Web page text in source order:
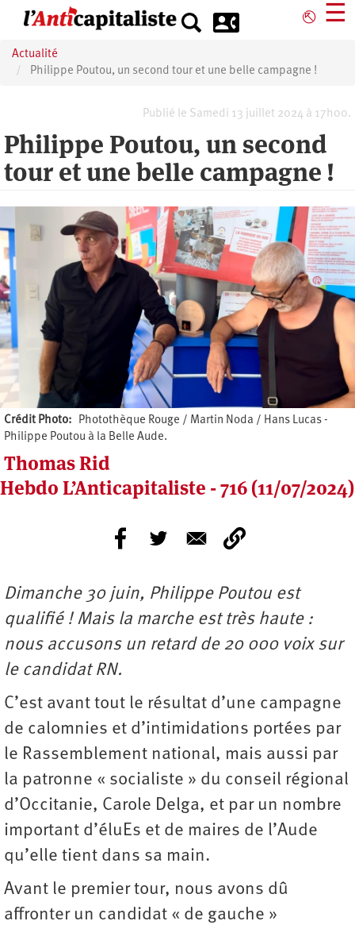
principal
⎋ ☰
Actualité
Philippe Poutou, un second tour et une belle campagne !
Publié le Samedi 13 juillet 2024 à 17h00.
Philippe Poutou, un second
tour et une belle campagne !
Crédit Photo
Photothèque Rouge / Martin Noda / Hans Lucas -
Philippe Poutou à la Belle Aude.
Thomas Rid
Hebdo L’Anticapitaliste - 716 (11/07/2024)
Dimanche 30 juin, Philippe Poutou est
qualifié ! Mais la marche est très haute :
nous accusons un retard de 20 000 voix sur
le candidat RN.
C’est avant tout le résultat d’une campagne
de calomnies et d’intimidations portées par
le Rassemblement national, mais aussi par
la patronne « socialiste » du conseil régional
d’Occitanie, Carole Delga, et par un nombre
important d’éluEs et de maires de l’Aude
qu’elle tient dans sa main.
Avant le premier tour, nous avons dû
affronter un candidat « de gauche »